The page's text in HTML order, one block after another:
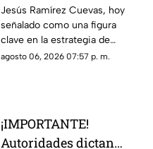
figura clave en la
estrategia de censura
del gobierno, criticaba
la publicidad para
Jesús Ramírez Cuevas, hoy
señalado como una figura
clave en la estrategia de
censura del gobierno, criticaba
agosto 06, 2026 07:57 p. m.
¡IMPORTANTE!
Autoridades dictan